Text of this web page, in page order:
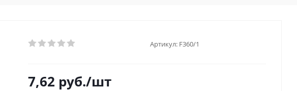
Артикул: F360/1
7,62 руб./шт